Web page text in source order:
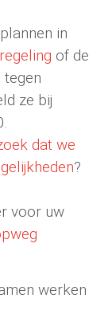
in
of de
tegen
ze bij
dat we
?
voor uw
werken